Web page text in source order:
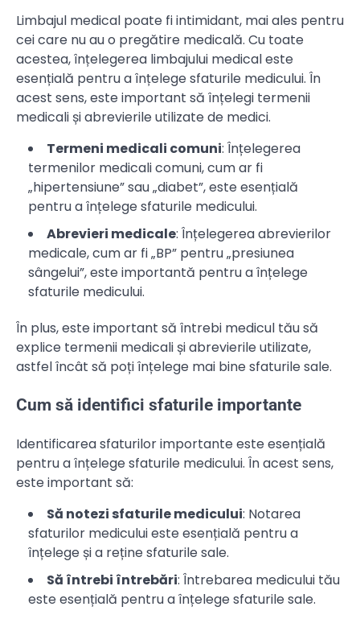
Limbajul medical poate fi intimidant, mai ales pentru
cei care nu au o pregătire medicală. Cu toate
acestea, înțelegerea limbajului medical este
esențială pentru a înțelege sfaturile medicului. În
acest sens, este important să înțelegi termenii
medicali și abrevierile utilizate de medici.
Termeni medicali comuni: Înțelegerea
termenilor medicali comuni, cum ar fi
„hipertensiune” sau „diabet”, este esențială
pentru a înțelege sfaturile medicului.
Abrevieri medicale: Înțelegerea abrevierilor
medicale, cum ar fi „BP” pentru „presiunea
sângelui”, este importantă pentru a înțelege
sfaturile medicului.
În plus, este important să întrebi medicul tău să
explice termenii medicali și abrevierile utilizate,
astfel încât să poți înțelege mai bine sfaturile sale.
Cum să identifici sfaturile importante
Identificarea sfaturilor importante este esențială
pentru a înțelege sfaturile medicului. În acest sens,
este important să:
Să notezi sfaturile medicului: Notarea
sfaturilor medicului este esențială pentru a
înțelege și a reține sfaturile sale.
Să întrebi întrebări: Întrebarea medicului tău
este esențială pentru a înțelege sfaturile sale.